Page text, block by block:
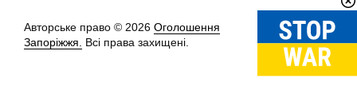
Авторське право © 2026 Оголошення
Запоріжжя.
Всі права захищені.
Вгору↑